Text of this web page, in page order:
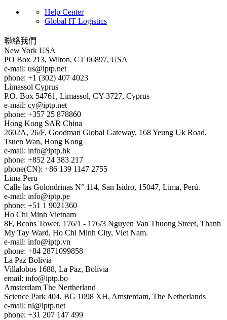
Help Center
Global IT Logistics
聯絡我們
New York USA
PO Box 213, Wilton, CT 06897, USA
e-mail: us
iptp.net
phone: +1 (302) 407 4023
Limassol Cyprus
P.O. Box 54761, Limassol, CY-3727, Cyprus
e-mail: cy
iptp.net
phone: +357 25 878860
Hong Kong SAR China
2602A, 26/F, Goodman Global Gateway, 168 Yeung Uk Road,
Tsuen Wan, Hong Kong
e-mail: info
iptp.hk
phone: +852 24 383 217
phone(CN): +86 139 1147 2755
Lima Peru
Calle las Golondrinas N° 114, San Isidro, 15047, Lima, Perú.
e-mail: info
iptp.pe
phone: +51 1 9021360
Ho Chi Minh Vietnam
8F, Bcons Tower, 176/1 - 176/3 Nguyen Van Thuong Street, Thanh
My Tay Ward, Ho Chi Minh City, Viet Nam.
e-mail: info
iptp.vn
phone: +84 2871099858
La Paz Bolivia
Villalobos 1688, La Paz, Bolivia
email: info
iptp.bo
Amsterdam The Nertherland
Science Park 404, BG 1098 XH, Amsterdam, The Netherlands
e-mail: nl
iptp.net
phone: +31 207 147 499